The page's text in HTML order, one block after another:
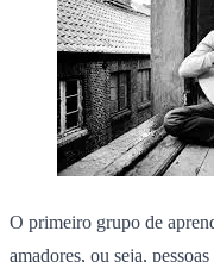
O primeiro grupo de
amadores, ou seja,